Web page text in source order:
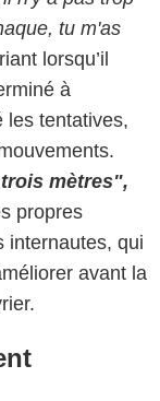
tu m'as
lorsqu’il
à
les tentatives,
mètres",
propres
internautes, qui
avant la